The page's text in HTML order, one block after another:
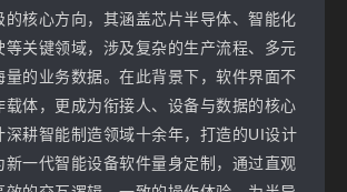
的核心方向，其涵盖芯片半导体、智能化
等关键领域，涉及复杂的生产流程、多元
量的业务数据。在此背景下，软件界面不
载体，更成为衔接人、设备与数据的核心
深耕智能制造领域十余年，打造的UI设计
新一代智能设备软件量身定制，通过直观